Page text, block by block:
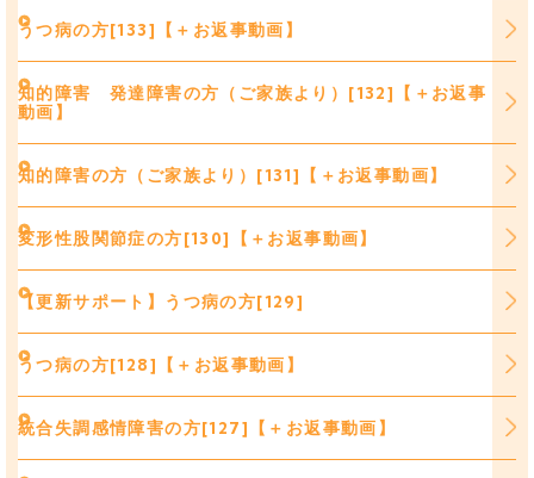
うつ病の方[133]【＋お返事動画】
知的障害 発達障害の方（ご家族より）[132]【＋お返事
動画】
知的障害の方（ご家族より）[131]【＋お返事動画】
変形性股関節症の方[130]【＋お返事動画】
【更新サポート】うつ病の方[129]
うつ病の方[128]【＋お返事動画】
統合失調感情障害の方[127]【＋お返事動画】